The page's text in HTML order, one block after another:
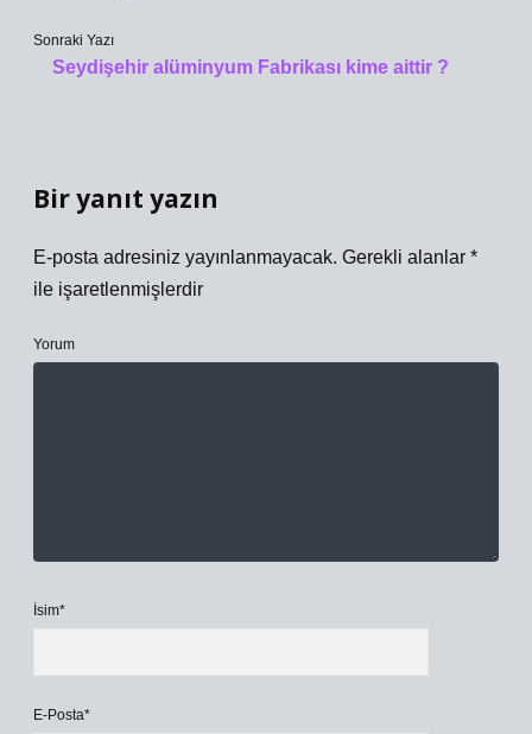
Sonraki Yazı
Seydişehir alüminyum Fabrikası kime aittir ?
Bir yanıt yazın
E-posta adresiniz yayınlanmayacak. Gerekli alanlar *
ile işaretlenmişlerdir
Yorum
İsim*
E-Posta*